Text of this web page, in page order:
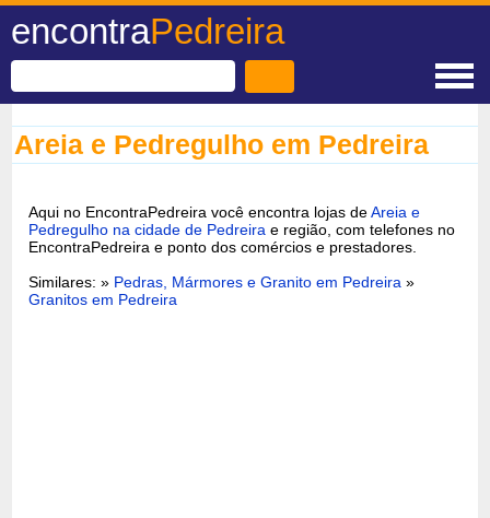
encontraPedreira
Areia e Pedregulho em Pedreira
Aqui no EncontraPedreira você encontra lojas deAreia e
Pedregulho na cidade de Pedreira e região, com telefones no
EncontraPedreira e ponto dos comércios e prestadores.
Similares: » Pedras, Mármores e Granito em Pedreira »
Granitos em Pedreira